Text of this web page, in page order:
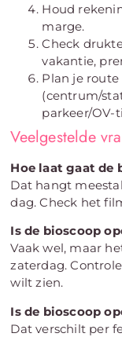
Houd
marge.
Check
vakantie,
Plan je route
(centrum/
parkeer/OV-
Veelgestelde
Hoe laat gaat de
Dat hangt
dag. Check het
Is de bioscoop
Vaak wel, maar
zaterdag.
wilt zien.
Is de bioscoop
Dat verschilt per